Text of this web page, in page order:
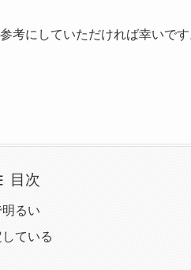
考にしていただければ幸いで
目次
るい
ている